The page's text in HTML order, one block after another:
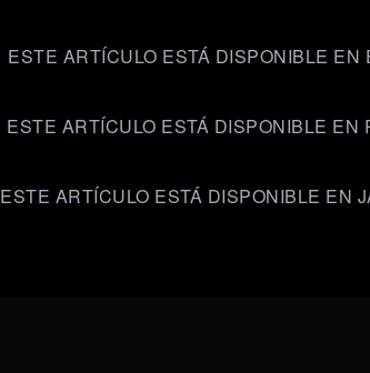
ESTE ARTÍCULO ESTÁ DISPONIBLE
ESTE ARTÍCULO ESTÁ DISPONIBLE
ESTE ARTÍCULO ESTÁ DISPONIBLE EN